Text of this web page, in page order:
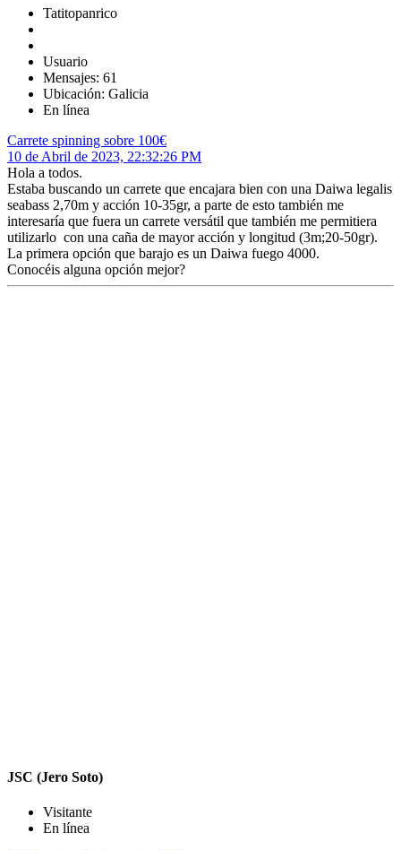
Tatitopanrico
Usuario
Mensajes: 61
Ubicación: Galicia
En línea
Carrete spinning sobre 100€
10 de Abril de 2023, 22:32:26 PM
Hola a todos.
Estaba buscando un carrete que encajara bien con una Daiwa legalis
seabass 2,70m y acción 10-35gr, a parte de esto también me
interesaría que fuera un carrete versátil que también me permitiera
utilizarlo con una caña de mayor acción y longitud (3m;20-50gr).
La primera opción que barajo es un Daiwa fuego 4000.
Conocéis alguna opción mejor?
JSC (Jero Soto)
Visitante
En línea